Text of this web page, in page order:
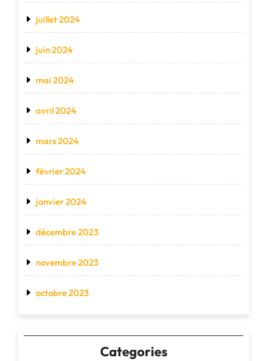
juillet 2024
juin 2024
mai 2024
avril 2024
mars 2024
février 2024
janvier 2024
décembre 2023
novembre 2023
octobre 2023
Categories